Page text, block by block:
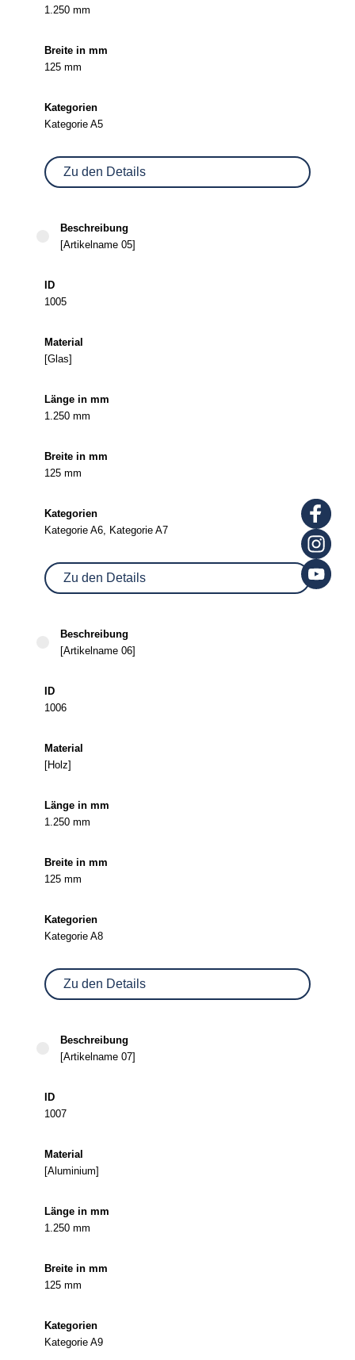
1.250 mm
125 mm
Kategorie A5
Zu den Details
[Artikelname 05]
1005
[Glas]
1.250 mm
125 mm
Kategorie A6, Kategorie A7
Zu den Details
[Artikelname 06]
1006
[Holz]
1.250 mm
125 mm
Kategorie A8
Zu den Details
[Artikelname 07]
1007
[Aluminium]
1.250 mm
125 mm
Kategorie A9